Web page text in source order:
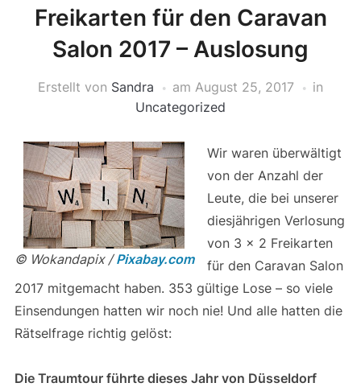
Freikarten für den Caravan
Salon 2017 – Auslosung
Erstellt von Sandra am August 25, 2017
in
Uncategorized
© Wokandapix /Pixabay.com
Wir waren überwältigt
von der Anzahl der
Leute, die bei unserer
diesjährigen Verlosung
von 3 x 2 Freikarten
für den Caravan Salon
2017 mitgemacht haben. 353 gültige Lose – so viele
Einsendungen hatten wir noch nie! Und alle hatten die
Rätselfrage richtig gelöst:
Die Traumtour führte dieses Jahr von Düsseldorf